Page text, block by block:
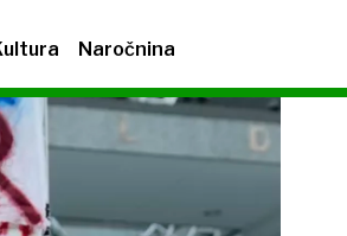
Naročnina